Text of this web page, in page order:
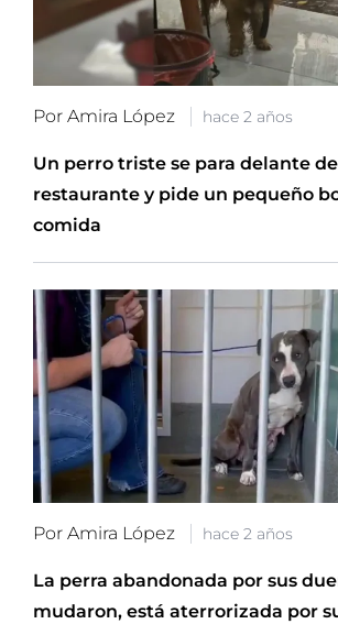
Por Amira López hace 2 años
Un perro triste se para delante
restaurante y pide un pequeño
comida
Por Amira López hace 2 años
La perra abandonada por sus
mudaron, está aterrorizada por